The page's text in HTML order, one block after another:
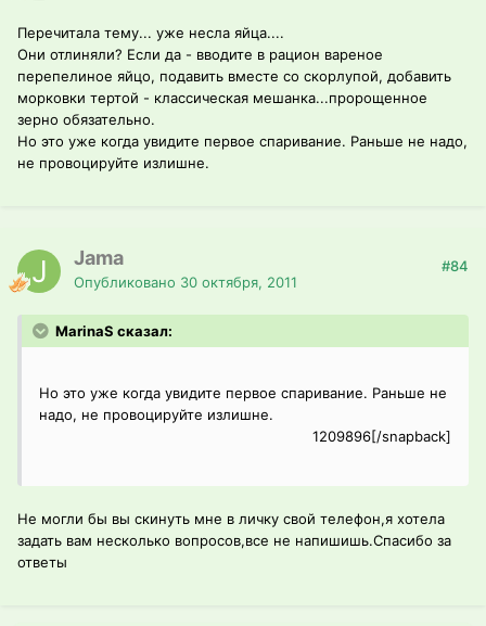
Перечитала тему... уже несла яйца....
Они отлиняли? Если да - вводите в рацион вареное
перепелиное яйцо, подавить вместе со скорлупой, добавить
морковки тертой - классическая мешанка...пророщенное
зерно обязательно.
Но это уже когда увидите первое спаривание. Раньше не надо,
не провоцируйте излишне.
Jama
Опубликовано 30 октября, 2011
#84
MarinaS сказал:
Но это уже когда увидите первое спаривание. Раньше не
надо, не провоцируйте излишне.
1209896[/snapback]
Не могли бы вы скинуть мне в личку свой телефон,я хотела
задать вам несколько вопросов,все не напишишь.Спасибо за
ответы